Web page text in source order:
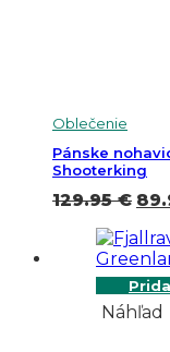
Oblečenie
Pánske
Shooterking
129.95€
Náhľad